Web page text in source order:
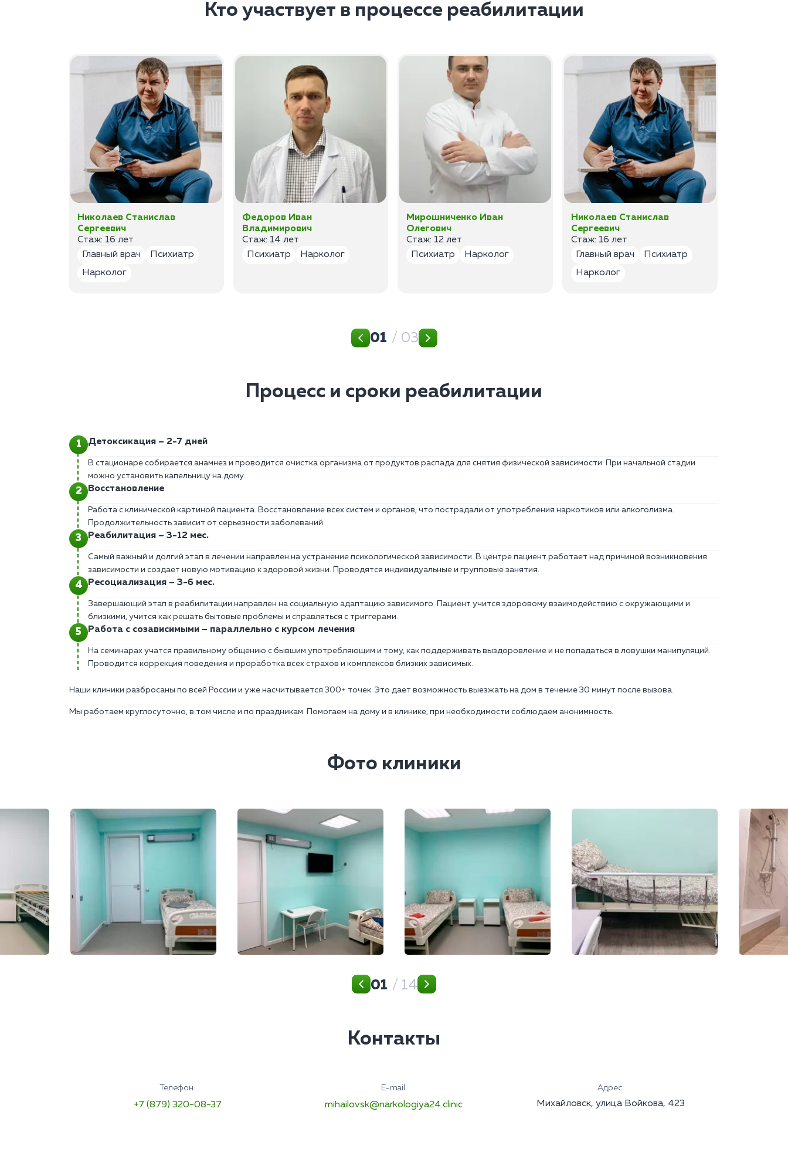
Кто участвует в процессе реабилитации
Николаев Станислав
Сергеевич
Стаж: 16 лет
Главный врач
Психиатр
Нарколог
Федоров Иван
Владимирович
Стаж: 14 лет
Психиатр
Нарколог
Мирошниченко Иван
Олегович
Стаж: 12 лет
Психиатр
Нарколог
Николаев Станислав
Сергеевич
Стаж: 16 лет
Главный врач
Психиатр
Нарколог
01 / 03
Процесс и сроки реабилитации
Детоксикация – 2-7 дней
В стационаре собирается анамнез и проводится очистка организма от продуктов распада для снятия физической зависимости. При начальной стадии
можно установить капельницу на дому.
Восстановление
Работа с клинической картиной пациента. Восстановление всех систем и органов, что пострадали от употребления наркотиков или алкоголизма.
Продолжительность зависит от серьезности заболеваний.
Реабилитация – 3-12 мес.
Самый важный и долгий этап в лечении направлен на устранение психологической зависимости. В центре пациент работает над причиной возникновения
зависимости и создает новую мотивацию к здоровой жизни. Проводятся индивидуальные и групповые занятия.
Ресоциализация – 3-6 мес.
Завершающий этап в реабилитации направлен на социальную адаптацию зависимого. Пациент учится здоровому взаимодействию с окружающими и
близкими, учится как решать бытовые проблемы и справляться с триггерами.
Работа с созависимыми – параллельно с курсом лечения
На семинарах учатся правильному общению с бывшим употребляющим и тому, как поддерживать выздоровление и не попадаться в ловушки манипуляций.
Проводится коррекция поведения и проработка всех страхов и комплексов близких зависимых.
Наши клиники разбросаны по всей России и уже насчитывается 300+ точек. Это дает возможность выезжать на дом в течение 30 минут после вызова.
Мы работаем круглосуточно, в том числе и по праздникам. Помогаем на дому и в клинике, при необходимости соблюдаем анонимность.
Фото клиники
01 / 14
Контакты
Телефон:
+7 (879) 320-08-37
E-mail:
mihailovsk@narkologiya24.clinic
Адрес:
Михайловск, улица Войкова, 423